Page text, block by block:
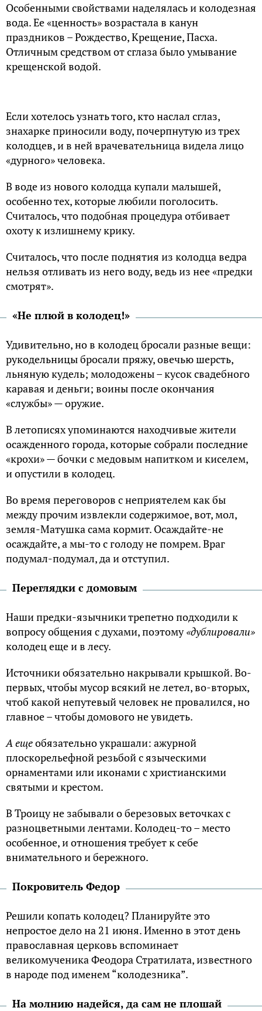
Особенными свойствами наделялась и колодезная
вода. Ее «ценность» возрастала в канун
праздников – Рождество, Крещение, Пасха.
Отличным средством от сглаза было умывание
крещенской водой.
Если хотелось узнать того, кто наслал сглаз,
знахарке приносили воду, почерпнутую из трех
колодцев, и в ней врачевательница видела лицо
«дурного» человека.
В воде из нового колодца купали малышей,
особенно тех, которые любили поголосить.
Считалось, что подобная процедура отбивает
охоту к излишнему крику.
Считалось, что после поднятия из колодца ведра
нельзя отливать из него воду, ведь из нее «предки
смотрят».
«Не плюй в колодец!»
Удивительно, но в колодец бросали разные вещи:
рукодельницы бросали пряжу, овечью шерсть,
льняную кудель; молодожены – кусок свадебного
каравая и деньги; воины после окончания
«службы» — оружие.
В летописях упоминаются находчивые жители
осажденного города, которые собрали последние
«крохи» — бочки с медовым напитком и киселем,
и опустили в колодец.
Во время переговоров с неприятелем как бы
между прочим извлекли содержимое, вот, мол,
земля-Матушка сама кормит. Осаждайте-не
осаждайте, а мы-то с голоду не помрем. Враг
подумал-подумал, да и отступил.
Переглядки с домовым
Наши предки-язычники трепетно подходили к
вопросу общения с духами, поэтому«дублировали»
колодец еще и в лесу.
Источники обязательно накрывали крышкой. Во-
первых, чтобы мусор всякий не летел, во-вторых,
чтоб какой непутевый человек не провалился, но
главное – чтобы домового не увидеть.
А ещеобязательно украшали: ажурной
плоскорельефной резьбой с языческими
орнаментами или иконами с христианскими
святыми и крестом.
В Троицу не забывали о березовых веточках с
разноцветными лентами. Колодец-то – место
особенное, и отношения требует к себе
внимательного и бережного.
Покровитель Федор
Решили копать колодец? Планируйте это
непростое дело на 21 июня. Именно в этот день
православная церковь вспоминает
великомученика Феодора Стратилата, известного
в народе под именем “колодезника”.
На молнию надейся, да сам не плошай